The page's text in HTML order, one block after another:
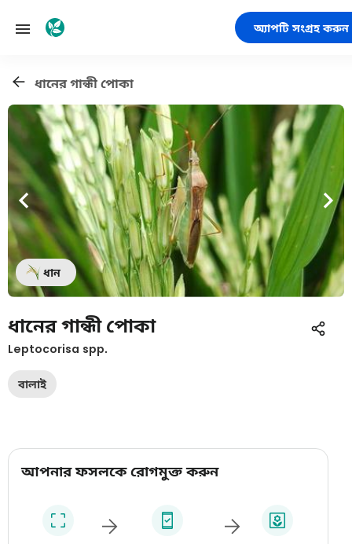
অ্যাপটি সংগ্রহ করুন
ধানের গান্ধী পোকা
ধান
ধানের গান্ধী পোকা
Leptocorisa spp.
বালাই
আপনার ফসলকে রোগমুক্ত করুন